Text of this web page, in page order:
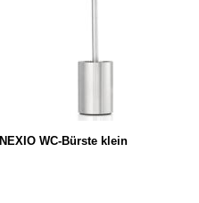
NEXIO WC-Bürste klein